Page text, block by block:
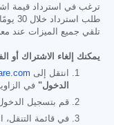
ترغب في استرداد قيمة
طلب
تلقي جميع الميزات عند
يمكنك إلغاء الاشتراك أو
انتقل إلى
الدخول" في
قم بتسجيل
في قائمة التنقل،